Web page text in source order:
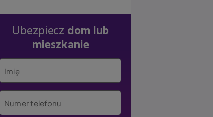
Ubezpiecz dom lub
mieszkanie
Imię
Numer telefonu